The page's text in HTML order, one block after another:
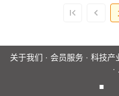
关于我们 · 会员服务· 科技产
·
■